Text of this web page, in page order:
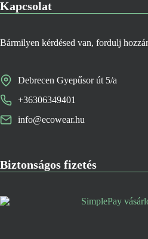
Kapcsolat
Bármilyen kérdésed van, fordulj
Debrecen Gyepűsor út 5/a
+36306349401
info@ecowear.hu
Biztonságos fizetés